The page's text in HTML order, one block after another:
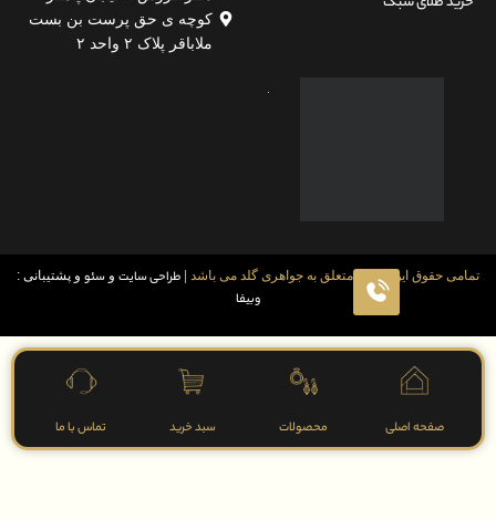
کوچه ی حق پرست بن بست
ملاباقر پلاک ۲ واحد ۲
این سایت متعلق به جواهری گلد می باشد | طراحی سایتوسئوو پشتیبانی :
اصلی محصولات